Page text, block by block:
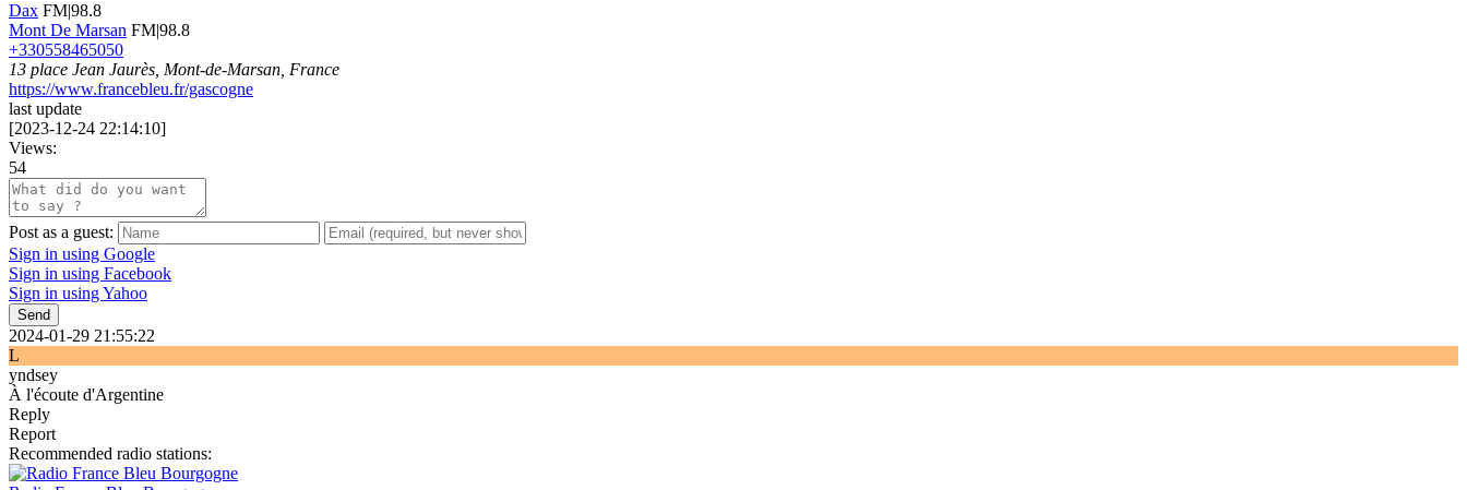
Dax FM|98.8
Mont De Marsan FM|98.8
+330558465050
13 place Jean Jaurès, Mont-de-Marsan, France
https://www.francebleu.fr/gascogne
last update
[2023-12-24 22:14:10]
Views:
54
Post as a guest:
Sign in using Google
Sign in using Facebook
Sign in using Yahoo
Send
2024-01-29 21:55:22
L
yndsey
À l'écoute d'Argentine
Reply
Report
Recommended radio stations: